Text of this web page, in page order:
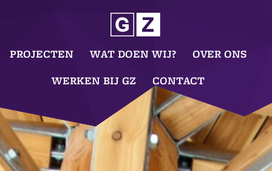
PROJECTEN WAT DOEN WIJ? OVER ONS
WERKEN BIJ GZ CONTACT